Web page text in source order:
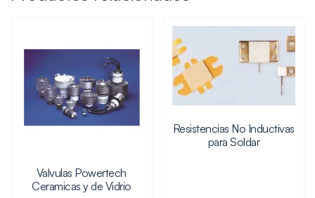
Valvulas Powertech
Ceramicas y de Vidrio
Resistencias No Inductivas
para Soldar